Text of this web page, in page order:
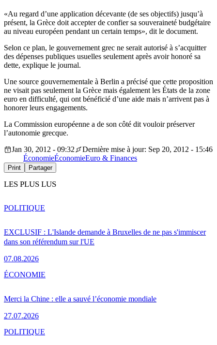
«Au regard d’une application décevante (de ses objectifs) jusqu’à
présent, la Grèce doit accepter de confier sa souveraineté budgétaire
au niveau européen pendant un certain temps», dit le document.
Selon ce plan, le gouvernement grec ne serait autorisé à s’acquitter
des dépenses publiques usuelles seulement après avoir honoré sa
dette, explique le journal.
Une source gouvernementale à Berlin a précisé que cette proposition
ne visait pas seulement la Grèce mais également les États de la zone
euro en difficulté, qui ont bénéficié d’une aide mais n’arrivent pas à
honorer leurs engagements.
La Commission européenne a de son côté dit vouloir préserver
l’autonomie grecque.
Jan 30, 2012 - 09:32
Dernière mise à jour: Sep 20, 2012 - 15:46
ÉconomieÉconomieEuro & Finances
Print Partager
LES PLUS LUS
EXCLUSIF : L'Islande demande à Bruxelles de ne pas s'immiscer
dans son référendum sur l'UE
07.08.2026
POLITIQUE
Merci la Chine : elle a sauvé l’économie mondiale
27.07.2026
ÉCONOMIE
POLITIQUE